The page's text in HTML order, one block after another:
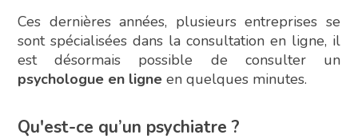
Ces dernières années, plusieurs entreprises se
sont spécialisées dans la consultation en ligne, il
est désormais possible de consulter un
psychologue en ligne en quelques minutes.
Qu'est-ce qu’un psychiatre ?